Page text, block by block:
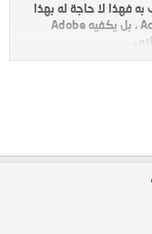
فهذا لا حاجة له بهذا
الإصدار ولا بأيّ إصدار من مجموعة Adobe Acrobat ، بل يكفيه Adobe
تعديلات على كتب نزّلها
من إكمال نقصٍ فيه
ترتيب للصفحات غير